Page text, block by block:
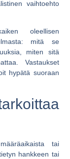
vaihtoehto
oleellisen
mitä se
miten sitä
Vastaukset
hypätä suoraan
tai
hankkeen tai